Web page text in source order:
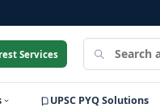
Services
Search
LearnPro
UPSC PYQ Solutions